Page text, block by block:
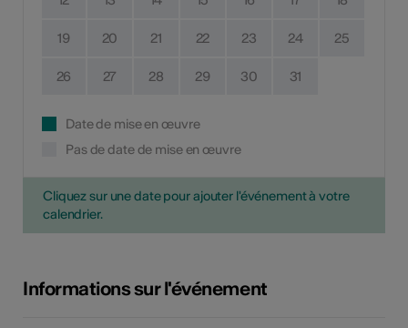
19 20 21 22 23 24 25
26 27 28 29 30 31
Date de mise en œuvre
Pas de date de mise en œuvre
Cliquez sur une date pour ajouter l'événement à votre
calendrier.
Informations sur l'événement